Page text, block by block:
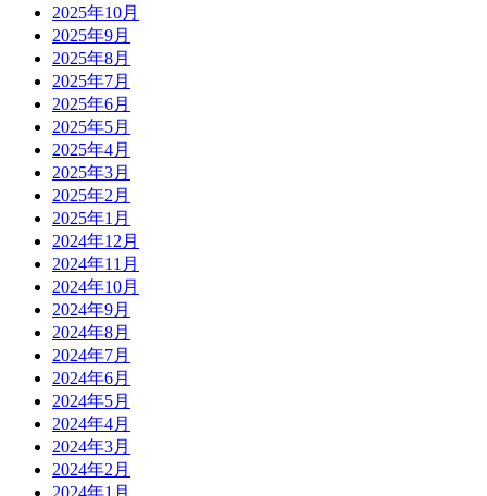
2025年10月
2025年9月
2025年8月
2025年7月
2025年6月
2025年5月
2025年4月
2025年3月
2025年2月
2025年1月
2024年12月
2024年11月
2024年10月
2024年9月
2024年8月
2024年7月
2024年6月
2024年5月
2024年4月
2024年3月
2024年2月
2024年1月